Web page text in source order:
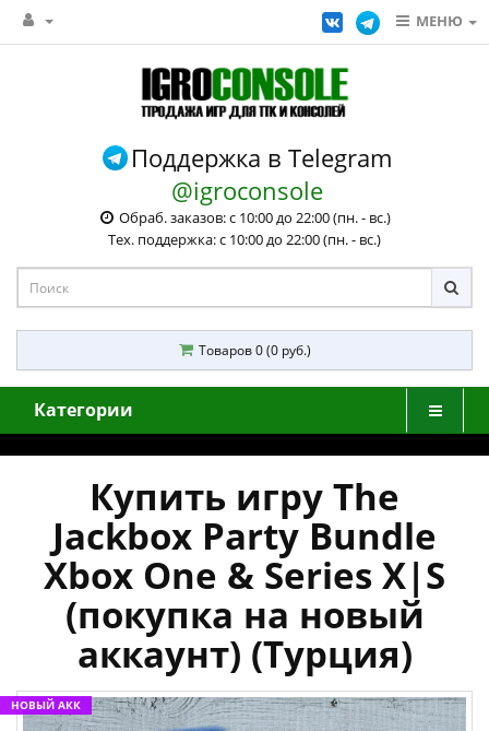
МЕНЮ
Поддержка в Telegram
@igroconsole
Обраб. заказов: с 10:00 до 22:00 (пн. - вс.)
Тех. поддержка: с 10:00 до 22:00 (пн. - вс.)
Товаров 0 (0 руб.)
Категории
Купить игру The
Jackbox Party Bundle
Xbox One & Series X|S
(покупка на новый
аккаунт) (Турция)
НОВЫЙ АКК